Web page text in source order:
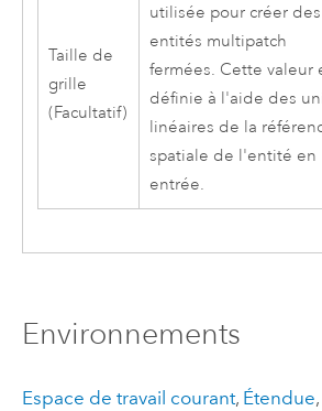
Taille de
grille
(Facultatif)
utilisée pour créer des
entités multipatch
fermées. Cette valeur
définie à l'aide des
linéaires de la
spatiale de l'entité en
entrée.
Environnements
Espace de travail courant, Étendue,